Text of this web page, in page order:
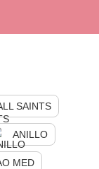
SAINTS
ANILLO
MED